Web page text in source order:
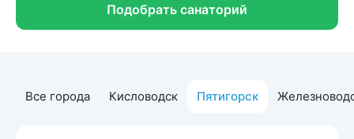
Подобрать санаторий
Все города Кисловодск Пятигорск